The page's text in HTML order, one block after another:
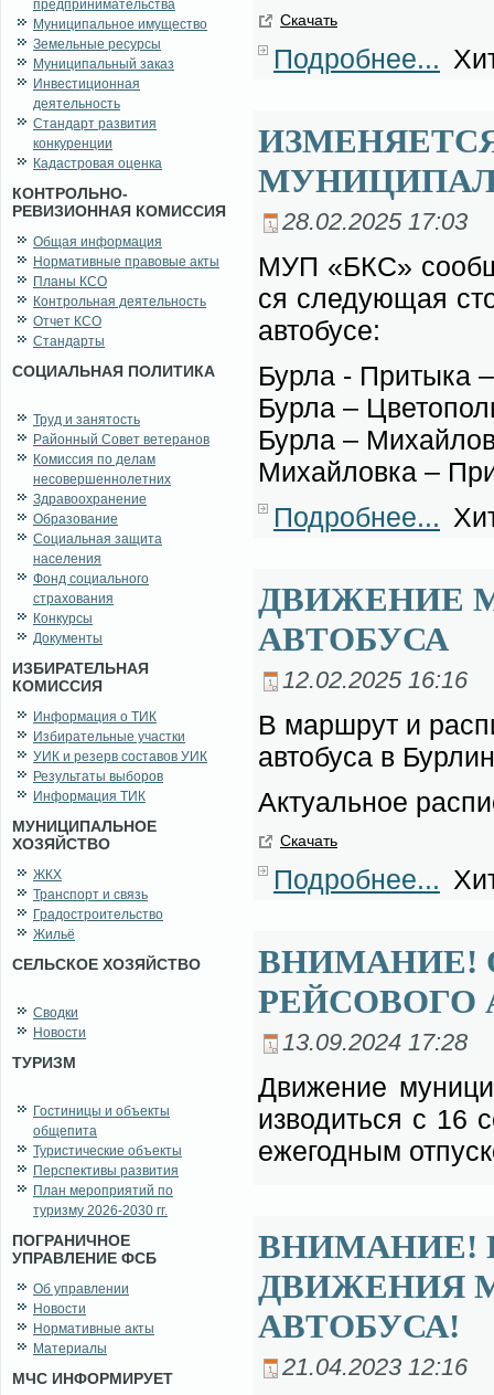
предпринимательства
Муниципальное имущество
Земельные ресурсы
Муниципальный заказ
Инвестиционная
деятельность
Стандарт развития
конкуренции
Кадастровая оценка
КОНТРОЛЬНО-
РЕВИЗИОННАЯ КОМИССИЯ
Общая информация
Нормативные правовые акты
Планы КСО
Контрольная деятельность
Отчет КСО
Стандарты
СОЦИАЛЬНАЯ ПОЛИТИКА
Труд и занятость
Районный Совет ветеранов
Комиссия по делам
несовершеннолетних
Здравоохранение
Образование
Социальная защита
населения
Фонд социального
страхования
Конкурсы
Документы
ИЗБИРАТЕЛЬНАЯ
КОМИССИЯ
Информация о ТИК
Избирательные участки
УИК и резерв составов УИК
Результаты выборов
Информация ТИК
МУНИЦИПАЛЬНОЕ
ХОЗЯЙСТВО
ЖКХ
Транспорт и связь
Градостроительство
Жильё
СЕЛЬСКОЕ ХОЗЯЙСТВО
Сводки
Новости
ТУРИЗМ
Гостиницы и объекты
общепита
Туристические объекты
Перспективы развития
План мероприятий по
туризму 2026-2030 гг.
ПОГРАНИЧНОЕ
УПРАВЛЕНИЕ ФСБ
Об управлении
Новости
Нормативные акты
Материалы
МЧС ИНФОРМИРУЕТ
Ска­чать
Подробнее...
28.02.2025 17:03
МУП «БКС»
ся сле­ду­ю­щая
ав­то­бу­се:
Бур­ла - При­ты­ка
Бур­ла –
Бур­ла –
Ми­хай­лов­ка –
Подробнее...
ДВИЖЕНИЕ
АВТОБУСА
12.02.2025 16:16
В марш­рут и
ав­то­бу­са в
Ак­ту­аль­ное
Ска­чать
Подробнее...
ВНИМАНИЕ!
РЕЙСОВОГО
13.09.2024 17:28
Дви­же­ние
из­во­дить­ся с 16
еже­год­ным
ВНИМАНИЕ!
ДВИЖЕНИЯ
АВТОБУСА!
21.04.2023 12:16